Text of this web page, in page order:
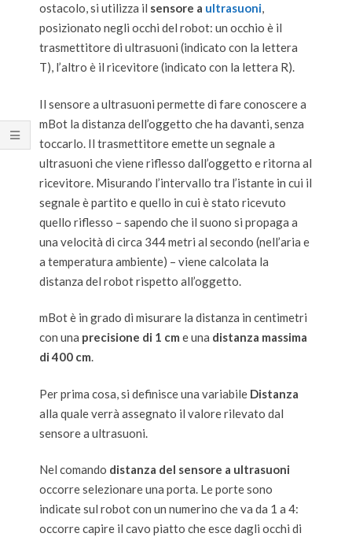
ostacolo, si utilizza il sensore a ultrasuoni,
posizionato negli occhi del robot: un occhio è il
trasmettitore di ultrasuoni (indicato con la lettera
T), l’altro è il ricevitore (indicato con la lettera R).
Il sensore a ultrasuoni permette di fare conoscere a
mBot la distanza dell’oggetto che ha davanti, senza
toccarlo. Il trasmettitore emette un segnale a
ultrasuoni che viene riflesso dall’oggetto e ritorna al
ricevitore. Misurando l’intervallo tra l’istante in cui il
segnale è partito e quello in cui è stato ricevuto
quello riflesso – sapendo che il suono si propaga a
una velocità di circa 344 metri al secondo (nell’aria e
a temperatura ambiente) – viene calcolata la
distanza del robot rispetto all’oggetto.
mBot è in grado di misurare la distanza in centimetri
con una precisione di 1 cm e una distanza massima
di 400 cm.
Per prima cosa, si definisce una variabile Distanza
alla quale verrà assegnato il valore rilevato dal
sensore a ultrasuoni.
Nel comando distanza del sensore a ultrasuoni
occorre selezionare una porta. Le porte sono
indicate sul robot con un numerino che va da 1 a 4:
occorre capire il cavo piatto che esce dagli occhi di